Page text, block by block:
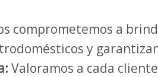
comprometemos a
y
Valoramos a cada